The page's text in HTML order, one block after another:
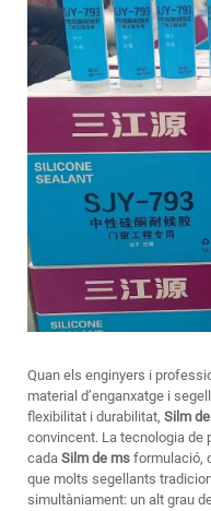
Quan els enginyers i
material d’enganxatge i
flexibilitat i durabilitat, Silm
convincent. La tecnologia
cada Silm de ms formulació,
que molts segellants
simultàniament: un alt grau